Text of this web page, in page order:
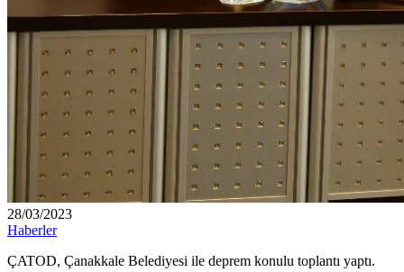
28/03/2023
Haberler
ÇATOD, Çanakkale Belediyesi ile deprem konulu toplantı yaptı.